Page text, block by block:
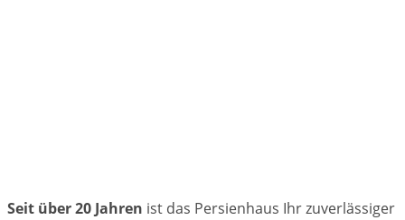
Seit über 20 Jahren ist das Persienhaus Ihr zuverlässiger